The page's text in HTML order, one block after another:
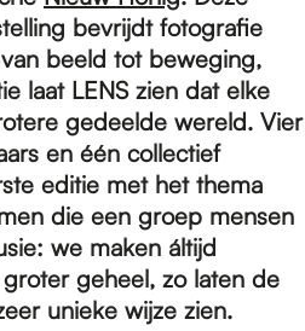
p
a
g
bevrijdt fotografie
beeld tot beweging,
laat LENS zien dat elke
gedeelde wereld. Vier
en één collectief
editie met het thema
die een groep mensen
we maken áltijd
geheel, zo laten de
unieke wijze zien.